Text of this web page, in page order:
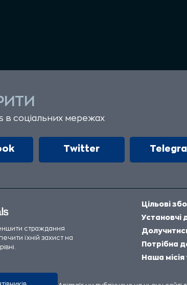
в соціальних мережах
Twitter
страждання
їхній захист на
Цільові
Установчі
Потрібна
Наша місія